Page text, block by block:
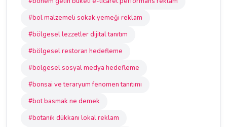
#bol malzemeli sokak yemeği reklam
#bölgesel lezzetler dijital tanıtım
#bölgesel restoran hedefleme
#bölgesel sosyal medya hedefleme
#bonsai ve teraryum fenomen tanıtımı
#bot basmak ne demek
#botanik dükkanı lokal reklam